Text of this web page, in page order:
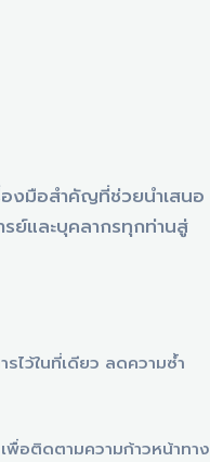
องมือสำคัญที่ช่วยนำเสนอ
ย์และบุคลากรทุกท่านสู่
ไว้ในที่เดียว ลดความซ้ำ
พื่อติดตามความก้าวหน้าทาง